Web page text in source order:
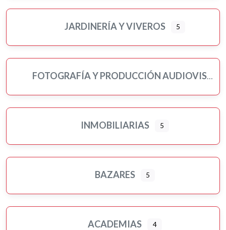
JARDINERÍA Y VIVEROS 5
FOTOGRAFÍA Y PRODUCCIÓN AUDIOVISUAL
INMOBILIARIAS 5
BAZARES 5
ACADEMIAS 4